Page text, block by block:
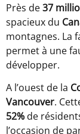
Près de37
spacieux du
montagnes. La
permet à une
développer.
A l’ouest de la
Vancouver.
52% de
l’occasion de